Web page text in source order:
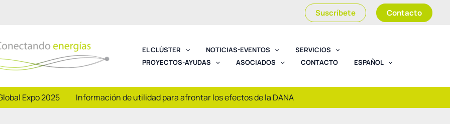
Suscríbete Contacto
EL CLÚSTER NOTICIAS-EVENTOS
SERVICIOS
PROYECTOS-AYUDAS
ASOCIADOS CONTACTO ESPAÑOL
Expo 2025 Información de utilidad para afrontar los efectos de la DANA